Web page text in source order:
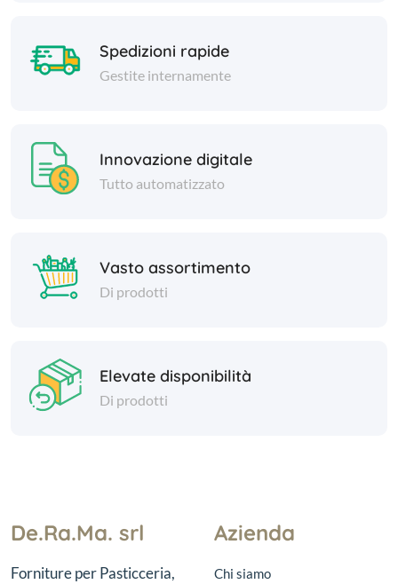
Spedizioni rapide
Gestite internamente
Innovazione digitale
Tutto automatizzato
Vasto assortimento
Di prodotti
Elevate disponibilità
Di prodotti
De.Ra.Ma. srl
Forniture per Pasticceria,
Azienda
Chi siamo